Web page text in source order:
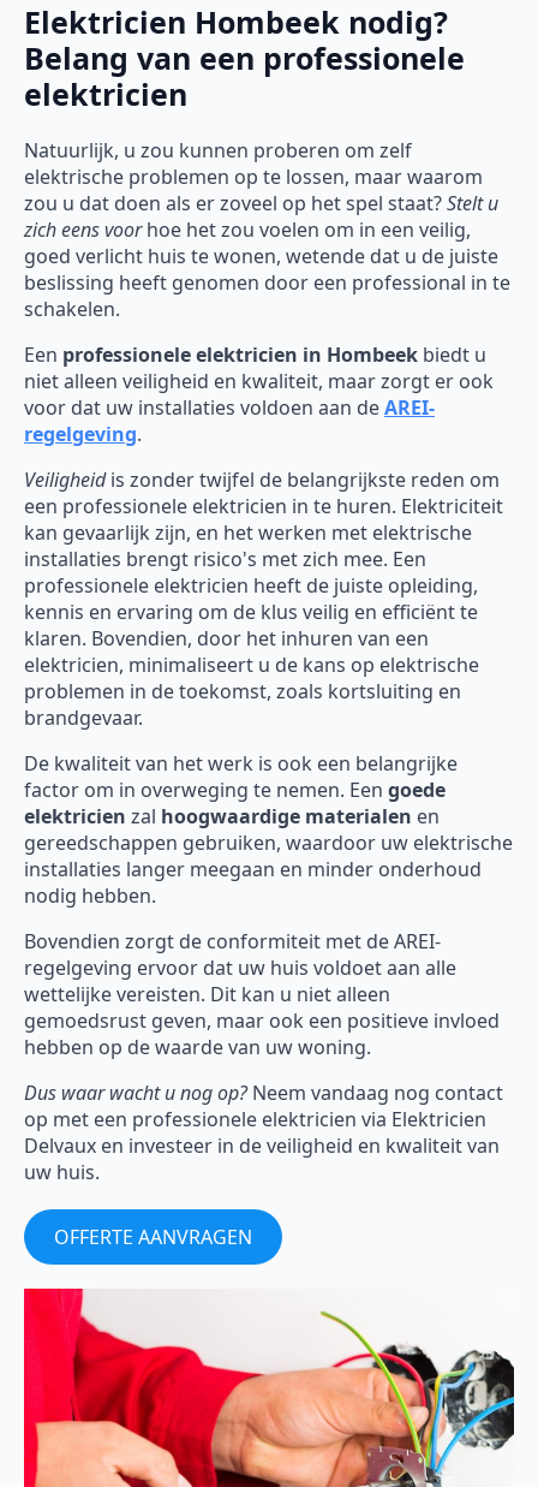
Elektricien Hombeek nodig?
Belang van een professionele
elektricien
Natuurlijk, u zou kunnen proberen om zelf
elektrische problemen op te lossen, maar waarom
zou u dat doen als er zoveel op het spel staat?Stelt u
zich eens voorhoe het zou voelen om in een veilig,
goed verlicht huis te wonen, wetende dat u de juiste
beslissing heeft genomen door een professional in te
schakelen.
Een professionele elektricien in Hombeek biedt u
niet alleen veiligheid en kwaliteit, maar zorgt er ook
voor dat uw installaties voldoen aan deAREI-
regelgeving.
Veiligheidis zonder twijfel de belangrijkste reden om
een professionele elektricien in te huren. Elektriciteit
kan gevaarlijk zijn, en het werken met elektrische
installaties brengt risico's met zich mee. Een
professionele elektricien heeft de juiste opleiding,
kennis en ervaring om de klus veilig en efficiënt te
klaren. Bovendien, door het inhuren van een
elektricien, minimaliseert u de kans op elektrische
problemen in de toekomst, zoals kortsluiting en
brandgevaar.
De kwaliteit van het werk is ook een belangrijke
factor om in overweging te nemen. Een goede
elektricien zal hoogwaardige materialen en
gereedschappen gebruiken, waardoor uw elektrische
installaties langer meegaan en minder onderhoud
nodig hebben.
Bovendien zorgt de conformiteit met de AREI-
regelgeving ervoor dat uw huis voldoet aan alle
wettelijke vereisten. Dit kan u niet alleen
gemoedsrust geven, maar ook een positieve invloed
hebben op de waarde van uw woning.
Dus waar wacht u nog op?Neem vandaag nog contact
op met een professionele elektricien via Elektricien
Delvaux en investeer in de veiligheid en kwaliteit van
uw huis.
OFFERTE AANVRAGEN